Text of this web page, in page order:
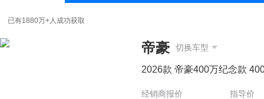
已有1880万+人成功获取
帝豪 切换车型
2026款 帝豪400万纪念款
经销商报价 指导价